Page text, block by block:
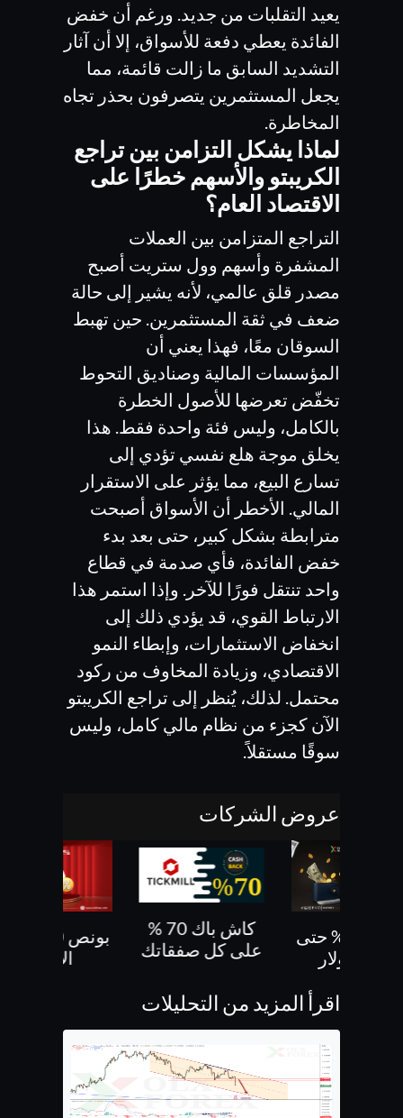
يعيد التقلبات من جديد. ورغم أن خفض
الفائدة يعطي دفعة للأسواق، إلا أن آثار
التشديد السابق ما زالت قائمة، مما
يجعل المستثمرين يتصرفون بحذر تجاه
المخاطرة.
لماذا يشكل التزامن بين تراجع
الكريبتو والأسهم خطرًا على
الاقتصاد العام؟
التراجع المتزامن بين العملات
المشفرة وأسهم وول ستريت أصبح
مصدر قلق عالمي، لأنه يشير إلى حالة
ضعف في ثقة المستثمرين. حين تهبط
السوقان معًا، فهذا يعني أن
المؤسسات المالية وصناديق التحوط
تخفّض تعرضها للأصول الخطرة
بالكامل، وليس فئة واحدة فقط. هذا
يخلق موجة هلع نفسي تؤدي إلى
تسارع البيع، مما يؤثر على الاستقرار
المالي. الأخطر أن الأسواق أصبحت
مترابطة بشكل كبير، حتى بعد بدء
خفض الفائدة، فأي صدمة في قطاع
واحد تنتقل فورًا للآخر. وإذا استمر هذا
الارتباط القوي، قد يؤدي ذلك إلى
انخفاض الاستثمارات، وإبطاء النمو
الاقتصادي، وزيادة المخاوف من ركود
محتمل. لذلك، يُنظر إلى تراجع الكريبتو
الآن كجزء من نظام مالي كامل، وليس
سوقًا مستقلاً.
عروض الشركات
بونص 30% حتى
كاش باك 70 %
على كل صفقاتك
الايداع
اقرأ المزيد من التحليلات